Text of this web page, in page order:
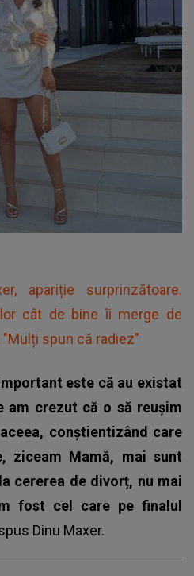
apariție surprinzătoare.
cât de bine îi merge de
"Mulți spun că radiez"
este că au existat
am crezut că o să reușim
conștientizând care
ziceam Mamă, mai sunt
cererea de divorț, nu mai
fost cel care pe finalul
Dinu Maxer.